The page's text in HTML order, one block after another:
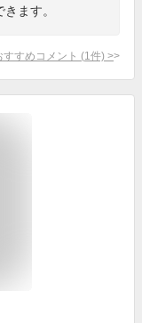
ます。
すすめコメント (1 件) >